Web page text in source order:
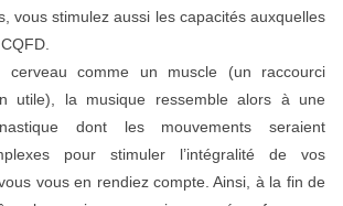
vous stimulez aussi les capacités auxquelles
comme un muscle (un raccourci
utile), la musique ressemble alors à une
dont les mouvements seraient
pour stimuler l’intégralité de vos
vous en rendiez compte. Ainsi, à la fin de